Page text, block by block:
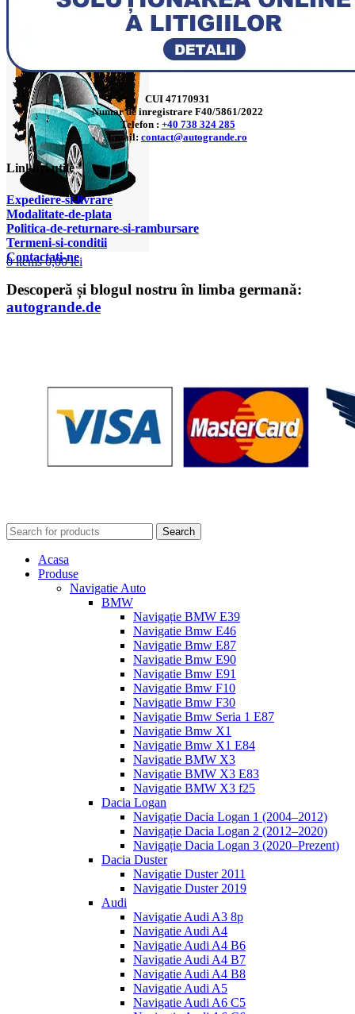
0items 0,00lei
CUI 47170931
Numar de inregistrare F40/5861/2022
Telefon : +40 738 324 285
Email: contact@autogrande.ro
Linkuri utile
Expediere-si-livrare
Modalitate-de-plata
Politica-de-returnare-si-rambursare
Termeni-si-conditii
Contactati-ne
Descoperă și blogul nostru în limba germană:
autogrande.de
Search
Acasa
Produse
Navigatie Auto
BMW
Navigație BMW E39
Navigatie Bmw E46
Navigatie Bmw E87
Navigatie Bmw E90
Navigatie Bmw E91
Navigatie Bmw F10
Navigatie Bmw F30
Navigatie Bmw Seria 1 E87
Navigatie Bmw X1
Navigatie Bmw X1 E84
Navigatie BMW X3
Navigatie BMW X3 E83
Navigatie BMW X3 f25
Dacia Logan
Navigație Dacia Logan 1 (2004–2012)
Navigație Dacia Logan 2 (2012–2020)
Navigație Dacia Logan 3 (2020–Prezent)
Dacia Duster
Navigatie Duster 2011
Navigatie Duster 2019
Audi
Navigatie Audi A3 8p
Navigatie Audi A4
Navigatie Audi A4 B6
Navigatie Audi A4 B7
Navigatie Audi A4 B8
Navigatie Audi A5
Navigatie Audi A6 C5